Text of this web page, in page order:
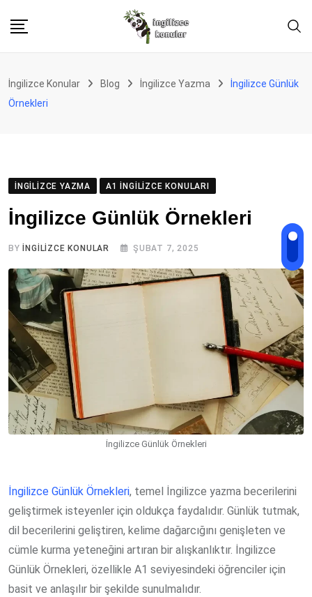
İngilizce Konular Blog İngilizce Yazma
İngilizce Günlük
Örnekleri
İNGILIZCE YAZMA A1 İNGILIZCE KONULARI
İngilizce Günlük Örnekleri
BY İNGILIZCE KONULAR ŞUBAT 7, 2025
İngilizce Günlük Örnekleri
İngilizce Günlük Örnekleri, temel İngilizce yazma becerilerini
geliştirmek isteyenler için oldukça faydalıdır. Günlük tutmak,
dil becerilerini geliştiren, kelime dağarcığını genişleten ve
cümle kurma yeteneğini artıran bir alışkanlıktır. İngilizce
Günlük Örnekleri, özellikle A1 seviyesindeki öğrenciler için
basit ve anlaşılır bir şekilde sunulmalıdır.